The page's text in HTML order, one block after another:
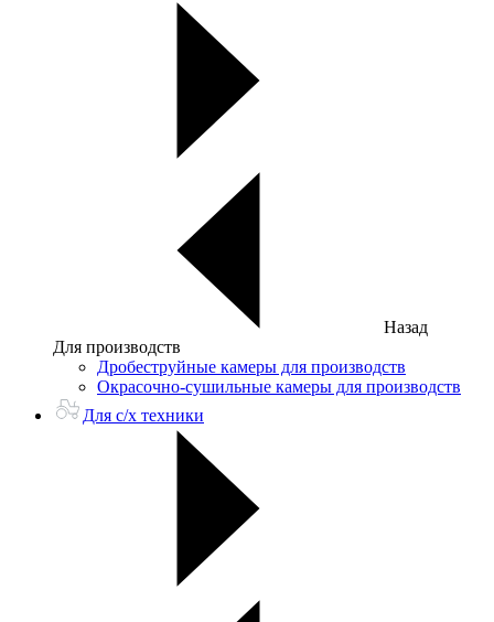
Назад
Для производств
Дробеструйные камеры для производств
Окрасочно-сушильные камеры для производств
Для с/х техники